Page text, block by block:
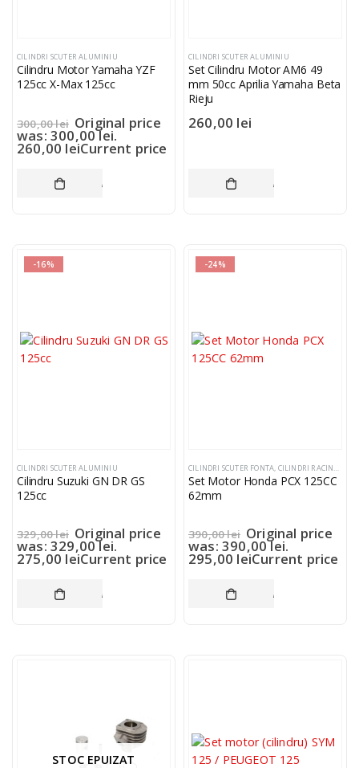
CILINDRI SCUTER ALUMINIU
Cilindru Motor Yamaha YZF
125cc X-Max 125cc
300,00lei Original price
was: 300,00 lei.
260,00 leiCurrent price
is: 260,00 lei.
ADAUGĂ ÎN COȘ
CILINDRI SCUTER ALUMINIU
Set Cilindru Motor AM6 49
mm 50cc Aprilia Yamaha Beta
Rieju
260,00 lei
ADAUGĂ ÎN COȘ
-16%
CILINDRI SCUTER ALUMINIU
Cilindru Suzuki GN DR GS
125cc
329,00lei Original price
was: 329,00 lei.
275,00 leiCurrent price
is: 275,00 lei.
ADAUGĂ ÎN COȘ
-24%
CILINDRI SCUTER FONTA, CILINDRI RACING FONTA
Set Motor Honda PCX 125CC
62mm
390,00lei Original price
was: 390,00 lei.
295,00 leiCurrent price
is: 295,00 lei.
ADAUGĂ ÎN COȘ
STOC EPUIZAT